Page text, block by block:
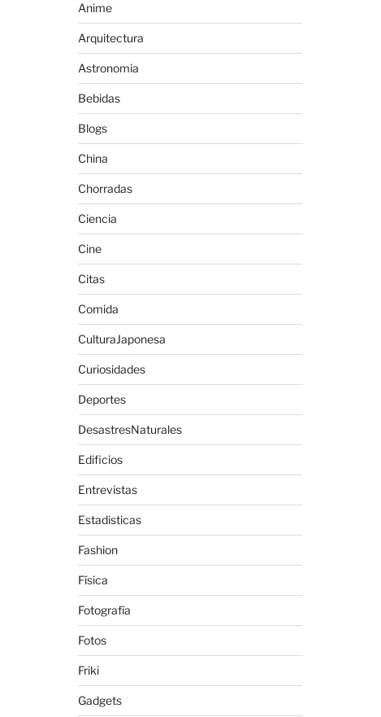
Anime
Arquitectura
Astronomia
Bebidas
Blogs
China
Chorradas
Ciencia
Cine
Citas
Comida
CulturaJaponesa
Curiosidades
Deportes
DesastresNaturales
Edificios
Entrevistas
Estadisticas
Fashion
Física
Fotografía
Fotos
Friki
Gadgets